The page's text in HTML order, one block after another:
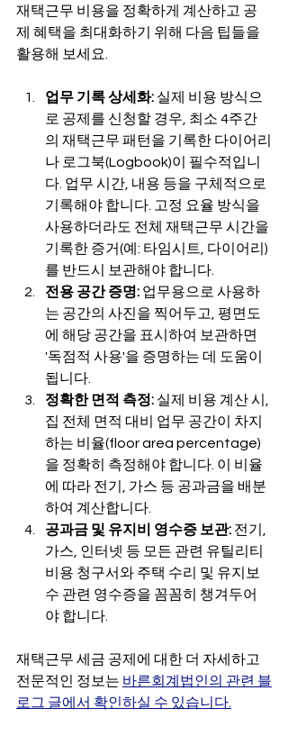
재택근무 비용을 정확하게 계산하고 공
제 혜택을 최대화하기 위해 다음 팁들을
활용해 보세요.
업무 기록 상세화: 실제 비용 방식으
로 공제를 신청할 경우, 최소 4주간
의 재택근무 패턴을 기록한 다이어리
나 로그북(Logbook)이 필수적입니
다. 업무 시간, 내용 등을 구체적으로
기록해야 합니다. 고정 요율 방식을
사용하더라도 전체 재택근무 시간을
기록한 증거(예: 타임시트, 다이어리)
를 반드시 보관해야 합니다.
전용 공간 증명: 업무용으로 사용하
는 공간의 사진을 찍어두고, 평면도
에 해당 공간을 표시하여 보관하면
'독점적 사용'을 증명하는 데 도움이
됩니다.
정확한 면적 측정: 실제 비용 계산 시,
집 전체 면적 대비 업무 공간이 차지
하는 비율(floor area percentage)
을 정확히 측정해야 합니다. 이 비율
에 따라 전기, 가스 등 공과금을 배분
하여 계산합니다.
공과금 및 유지비 영수증 보관: 전기,
가스, 인터넷 등 모든 관련 유틸리티
비용 청구서와 주택 수리 및 유지보
수 관련 영수증을 꼼꼼히 챙겨두어
야 합니다.
재택근무 세금 공제에 대한 더 자세하고
전문적인 정보는 바른회계법인의 관련 블
로그 글에서 확인하실 수 있습니다.